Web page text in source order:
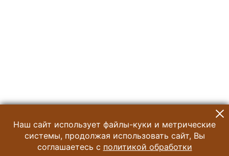
Наш сайт использует файлы-куки и метрические
системы, продолжая использовать сайт, Вы
соглашаетесь с политикой обработки